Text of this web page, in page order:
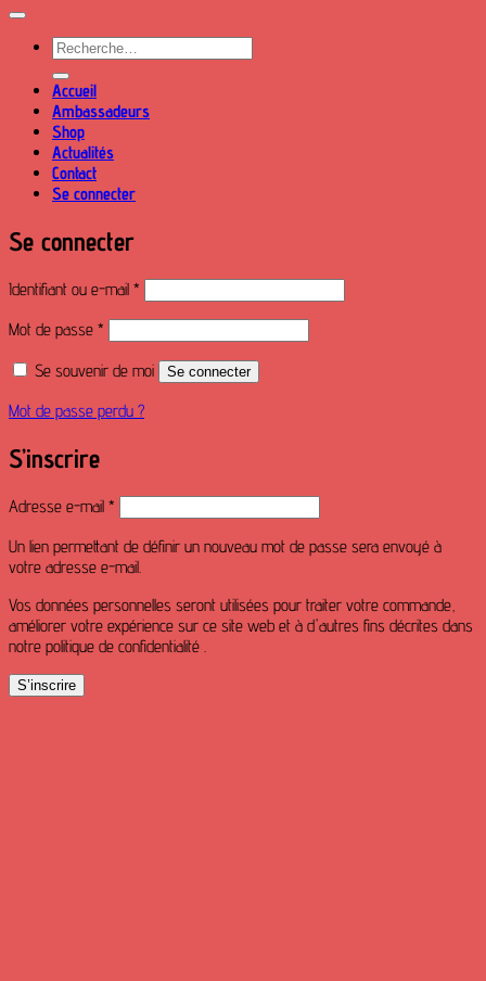
Recherche
pour :
Accueil
Ambassadeurs
Shop
Actualités
Contact
Se connecter
Se connecter
Identifiant ou e-mail *
Mot de passe *
Se souvenir de moi Se connecter
Mot de passe perdu ?
S’inscrire
Adresse e-mail *
Un lien permettant de définir un nouveau mot de passe sera envoyé à
votre adresse e-mail.
Vos données personnelles seront utilisées pour traiter votre commande,
améliorer votre expérience sur ce site web et à d'autres fins décrites dans
notre politique de confidentialité .
S’inscrire